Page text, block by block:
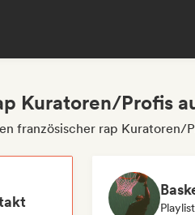
Kuratoren/Profis
französischer rap Kuratoren/